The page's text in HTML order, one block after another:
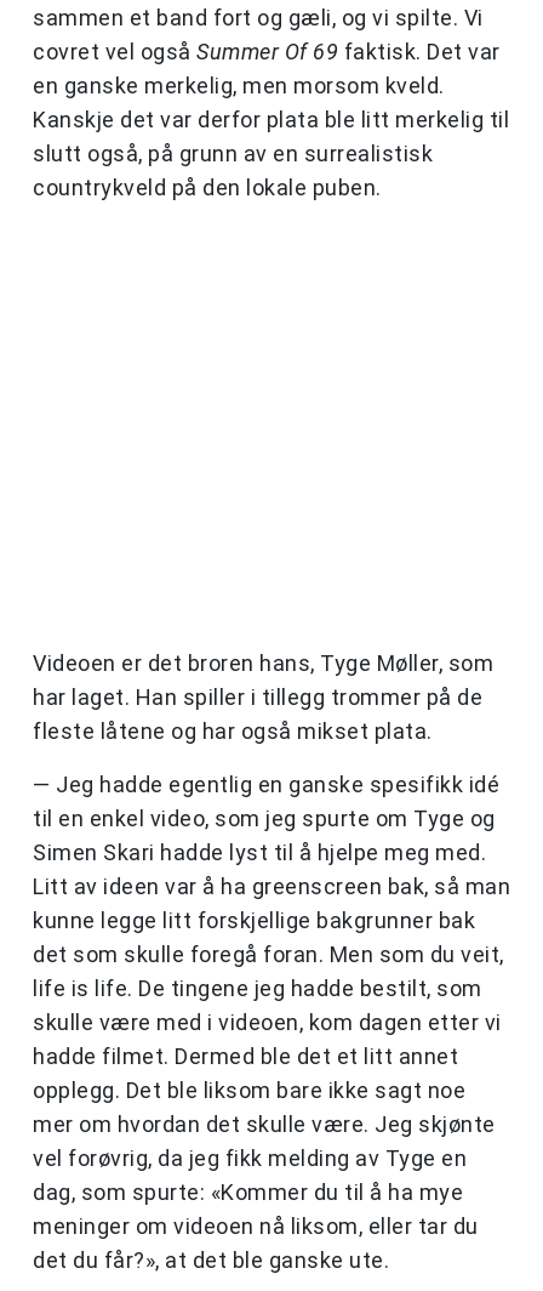
sammen et band fort og gæli, og vi spilte. Vi
covret vel også Summer Of 69 faktisk. Det var
en ganske merkelig, men morsom kveld.
Kanskje det var derfor plata ble litt merkelig til
slutt også, på grunn av en surrealistisk
countrykveld på den lokale puben.
Videoen er det broren hans, Tyge Møller, som
har laget. Han spiller i tillegg trommer på de
fleste låtene og har også mikset plata.
— Jeg hadde egentlig en ganske spesifikk idé
til en enkel video, som jeg spurte om Tyge og
Simen Skari hadde lyst til å hjelpe meg med.
Litt av ideen var å ha greenscreen bak, så man
kunne legge litt forskjellige bakgrunner bak
det som skulle foregå foran. Men som du veit,
life is life. De tingene jeg hadde bestilt, som
skulle være med i videoen, kom dagen etter vi
hadde filmet. Dermed ble det et litt annet
opplegg. Det ble liksom bare ikke sagt noe
mer om hvordan det skulle være. Jeg skjønte
vel forøvrig, da jeg fikk melding av Tyge en
dag, som spurte: «Kommer du til å ha mye
meninger om videoen nå liksom, eller tar du
det du får?», at det ble ganske ute.